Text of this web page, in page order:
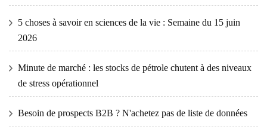
5 choses à savoir en sciences de la vie : Semaine du 15 juin
2026
Minute de marché : les stocks de pétrole chutent à des niveaux
de stress opérationnel
Besoin de prospects B2B ? N'achetez pas de liste de données